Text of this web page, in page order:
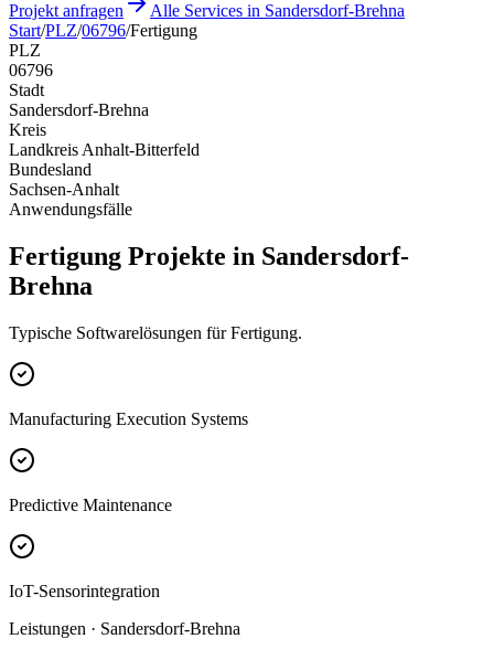
Projekt anfragen
Alle Services in Sandersdorf-Brehna
Start/PLZ/06796/Fertigung
PLZ
06796
Stadt
Sandersdorf-Brehna
Kreis
Landkreis Anhalt-Bitterfeld
Bundesland
Sachsen-Anhalt
Anwendungsfälle
Fertigung Projekte in Sandersdorf-
Brehna
Typische Softwarelösungen für Fertigung.
Manufacturing Execution Systems
Predictive Maintenance
IoT-Sensorintegration
Leistungen · Sandersdorf-Brehna